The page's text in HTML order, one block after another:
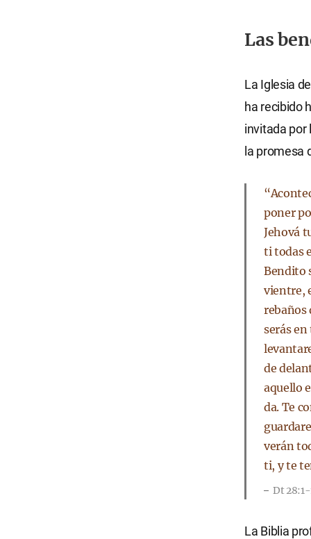
Las
La Iglesia
ha recibido
invitada por
la promesa
poner
Jehová
ti todas
Bendito
vientre,
rebaños
serás
de
aquello
da. Te
verán
ti, y te
Dt
La Biblia